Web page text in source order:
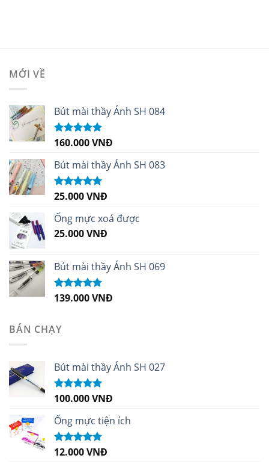
MỚI VỀ
Bút mài thầy Ánh SH 084
Được xếp
sao
160.000VNĐ
Bút mài thầy Ánh SH 083
Được xếp
sao
25.000VNĐ
Ống mực xoá được
25.000VNĐ
Bút mài thầy Ánh SH 069
Được xếp
139.000VNĐ
BÁN CHẠY
Bút mài thầy Ánh SH 027
Được xếp
sao
100.000VNĐ
Ống mực tiện ích
Được xếp
12.000VNĐ